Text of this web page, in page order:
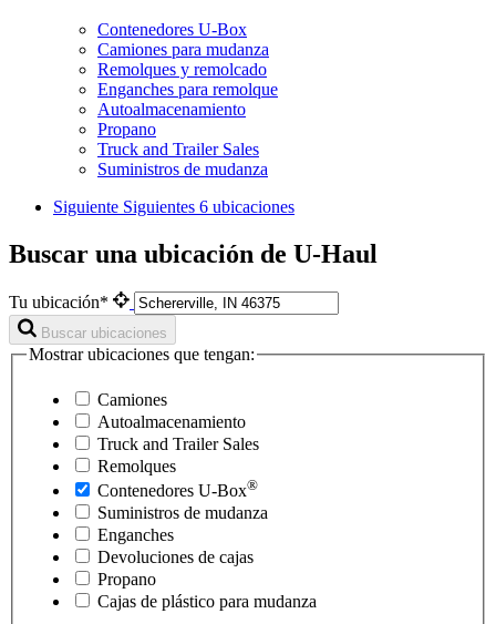
Contenedores U-Box
Camiones para mudanza
Remolques y remolcado
Enganches para remolque
Autoalmacenamiento
Propano
Truck and Trailer Sales
Suministros de mudanza
Siguiente Siguientes 6 ubicaciones
Buscar una ubicación de U-Haul
Tu ubicación*
Buscar ubicaciones
Mostrar ubicaciones que tengan:
Camiones
Autoalmacenamiento
Truck and Trailer Sales
Remolques
Contenedores U-Box®
Suministros de mudanza
Enganches
Devoluciones de cajas
Propano
Cajas de plástico para mudanza